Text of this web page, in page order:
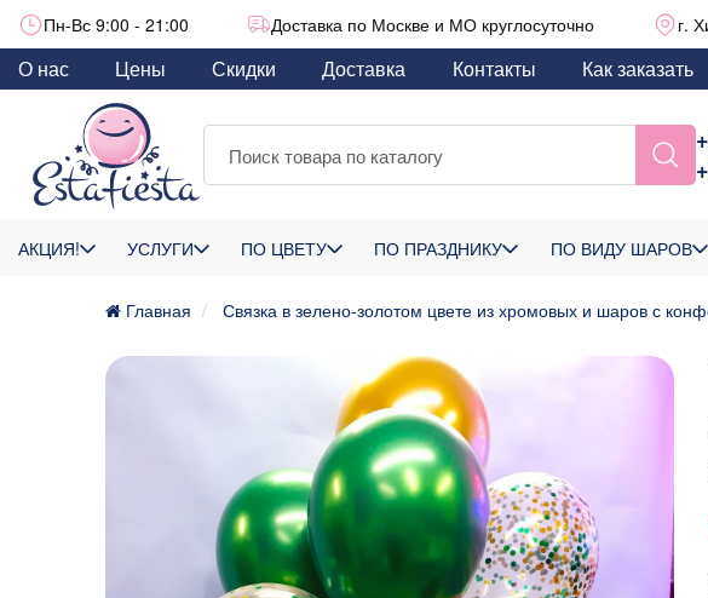
Пн-Вс 9:00 - 21:00 Доставка по Москве и МО круглосуточно г.
О нас Цены Скидки Доставка Контакты Как заказать
АКЦИЯ! УСЛУГИ ПО ЦВЕТУ ПО ПРАЗДНИКУ ПО ВИДУ ШАРОВ
Главная Связка в зелено-золотом цвете из хромовых и шаров с